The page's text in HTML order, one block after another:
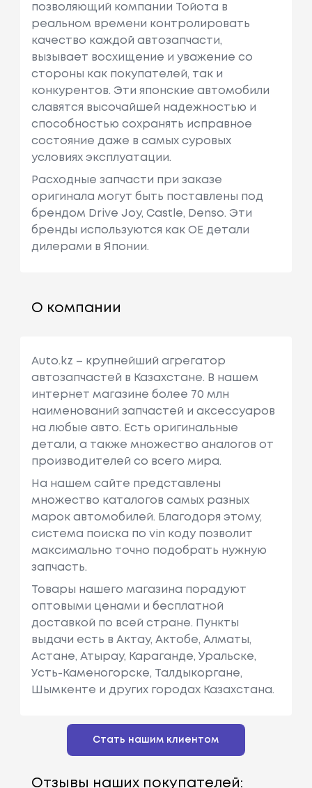
позволяющий компании Тойота в
реальном времени контролировать
качество каждой автозапчасти,
вызывает восхищение и уважение со
стороны как покупателей, так и
конкурентов. Эти японские автомобили
славятся высочайшей надежностью и
способностью сохранять исправное
состояние даже в самых суровых
условиях эксплуатации.
Расходные запчасти при заказе
оригинала могут быть поставлены под
брендом Drive Joy, Castle, Denso. Эти
бренды используются как ОЕ детали
дилерами в Японии.
О компании
Auto.kz – крупнейший агрегатор
автозапчастей в Казахстане. В нашем
интернет магазине более 70 млн
наименований запчастей и аксессуаров
на любые авто. Есть оригинальные
детали, а также множество аналогов от
производителей со всего мира.
На нашем сайте представлены
множество каталогов самых разных
марок автомобилей. Благодоря этому,
система поиска по vin коду позволит
максимально точно подобрать нужную
запчасть.
Товары нашего магазина порадуют
оптовыми ценами и бесплатной
доставкой по всей стране. Пункты
выдачи есть в Актау, Актобе, Алматы,
Астане, Атырау, Караганде, Уральске,
Усть-Каменогорске, Талдыкоргане,
Шымкенте и других городах Казахстана.
Стать нашим клиентом
Отзывы наших покупателей: